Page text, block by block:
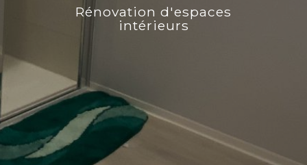
Rénovation d'espaces
intérieurs